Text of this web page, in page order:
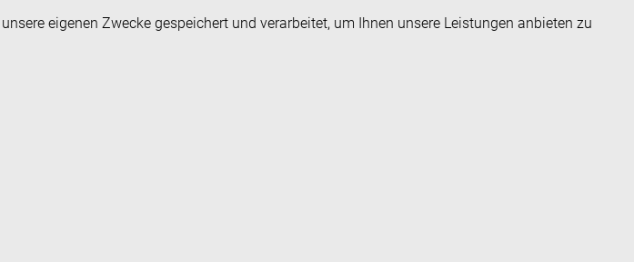
eigenen Zwecke gespeichert und verarbeitet, um Ihnen unsere Leistungen anbieten zu